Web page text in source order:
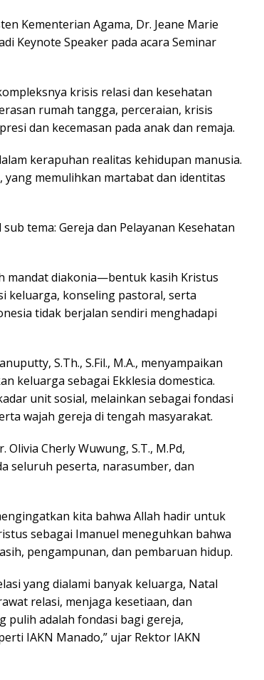
Kementerian Agama, Dr. Jeane Marie
Keynote Speaker pada acara Seminar
krisis relasi dan kesehatan
rumah tangga, perceraian, krisis
dan kecemasan pada anak dan remaja.
kerapuhan realitas kehidupan manusia.
yang memulihkan martabat dan identitas
tema: Gereja dan Pelayanan Kesehatan
mandat diakonia—bentuk kasih Kristus
keluarga, konseling pastoral, serta
tidak berjalan sendiri menghadapi
S.Th., S.Fil., M.A., menyampaikan
keluarga sebagai Ekklesia domestica.
unit sosial, melainkan sebagai fondasi
wajah gereja di tengah masyarakat.
Cherly Wuwung, S.T., M.Pd,
seluruh peserta, narasumber, dan
kita bahwa Allah hadir untuk
sebagai Imanuel meneguhkan bahwa
pengampunan, dan pembaruan hidup.
yang dialami banyak keluarga, Natal
relasi, menjaga kesetiaan, dan
pulih adalah fondasi bagi gereja,
IAKN Manado,” ujar Rektor IAKN